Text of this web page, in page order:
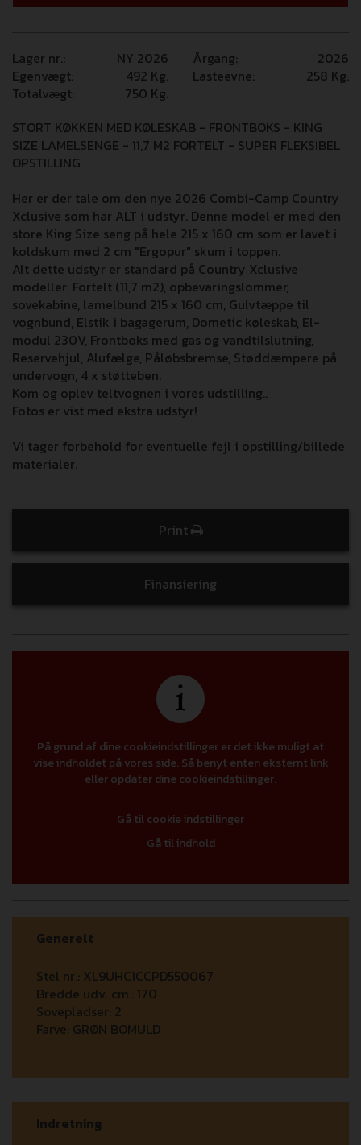
Lager nr.: NY 2026 Årgang:
2026
Egenvægt:
492 Kg. Lasteevne: 258 Kg.
Totalvægt:
750 Kg.
STORT KØKKEN MED KØLESKAB - FRONTBOKS - KING
SIZE LAMELSENGE - 11,7 M2 FORTELT - SUPER FLEKSIBEL
OPSTILLING
Her er der tale om den nye 2026 Combi-Camp Country
Xclusive som har ALT i udstyr. Denne model er med den
store King Size seng på hele 215 x 160 cm som er lavet i
koldskum med 2 cm "Ergopur" skum i toppen.
Alt dette udstyr er standard på Country Xclusive
modeller: Fortelt (11,7 m2), opbevaringslommer,
sovekabine, lamelbund 215 x 160 cm, Gulvtæppe til
vognbund, Elstik i bagagerum, Dometic køleskab, El-
modul 230V, Frontboks med gas og vandtilslutning,
Reservehjul, Alufælge, Påløbsbremse, Støddæmpere på
undervogn, 4 x støtteben.
Kom og oplev teltvognen i vores udstilling..
Fotos er vist med ekstra udstyr!
Vi tager forbehold for eventuelle fejl i opstilling/billede
materialer.
Print
Finansiering
På grund af dine cookieindstillinger er det ikke muligt at
vise indholdet på vores side. Så benyt enten eksternt link
eller opdater dine cookieindstillinger.
Gå til cookie indstillinger
Gå til indhold
Generelt
Stel nr.: XL9UHC1CCPD550067
Bredde udv. cm.: 170
Sovepladser: 2
Farve: GRØN BOMULD
Indretning